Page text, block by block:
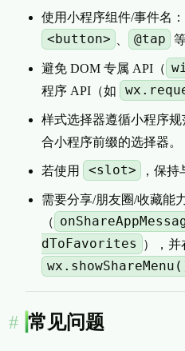
使用小程序组件/事件名
<button> @tap
避免 DOM 专属 API（
程序 API（如
样式选择器遵循小程序规
合小程序前缀的选择器。
若使用 <slot> ，保持
需要分享/朋友圈/收藏能
（
dToFavorites
），并
常见问题